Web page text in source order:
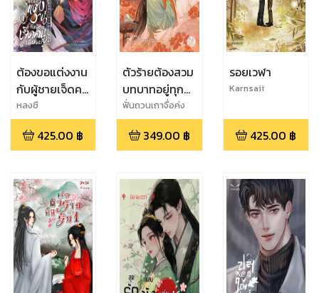
ต้องขอแต่งงาน
กับผู้ชายเจ็ดคน
เนี่ยนะ เล่ม 1
หลงชี
425.00 ฿
ตัวร้ายต้องสวม
บทบาทอยู่ทุก
วัน เล่ม 7 (เล่ม
จบ)
ฟั่นถวนเถาจื่อค่ง
349.00 ฿
รอยเวฬา
Karnsaii
425.00 ฿